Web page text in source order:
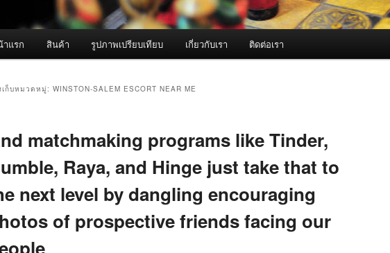
แรก สินค้า รูปภาพเปรียบเทียบ เกี่ยวกับเรา ติดต่อเรา
เก็บหมวดหมู่: WINSTON-SALEM ESCORT NEAR ME
matchmaking programs like Tinder,
Raya, and Hinge just take that to
next level by dangling encouraging
of prospective friends facing our